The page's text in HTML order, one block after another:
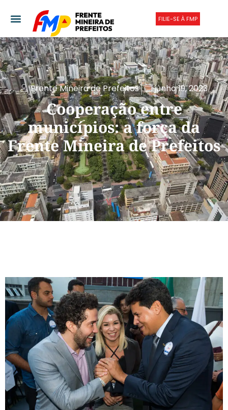
FILIE-SE À FMP
Frente Mineira de Prefeitos junho 19, 2023
Cooperação entre
municípios: a força da
Frente Mineira de Prefeitos